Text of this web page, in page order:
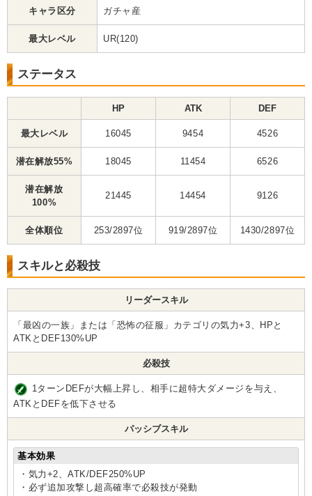
キャラ区分 ガチャ産
最大レベル UR(120)
ステータス
HP ATK DEF
最大レベル 16045 9454 4526
潜在解放55% 18045 11454 6526
潜在解放
100%
21445 14454 9126
全体順位 253/2897位 919/2897位 1430/2897位
スキルと必殺技
リーダースキル
「最凶の一族」または「恐怖の征服」カテゴリの気力+3、HPと
ATKとDEF130%UP
必殺技
1ターンDEFが大幅上昇し、相手に超特大ダメージを与え、
ATKとDEFを低下させる
パッシブスキル
基本効果
・気力+2、ATK/DEF250%UP
・必ず追加攻撃し超高確率で必殺技が発動